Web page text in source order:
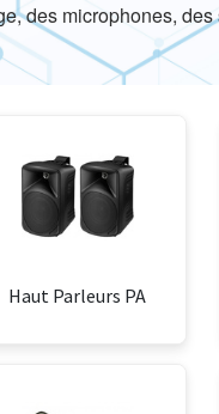
des microphones,
Haut Parleurs PA